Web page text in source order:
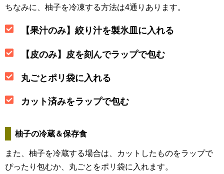
ちなみに、柚子を冷凍する方法は4通りあります。
【果汁のみ】絞り汁を製氷皿に入れる
【皮のみ】皮を刻んでラップで包む
丸ごとポリ袋に入れる
カット済みをラップで包む
柚子の冷蔵＆保存食
また、柚子を冷蔵する場合は、カットしたものをラップで
ぴったり包むか、丸ごとをポリ袋に入れます。